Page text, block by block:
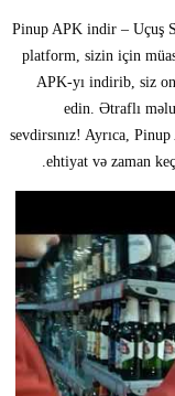
Pinup APK indir – Uçuş
platform, sizin için
APK-yı indirib, siz
edin. Ətraflı
sevdirsınız! Ayrıca,
ehtiyat və zaman